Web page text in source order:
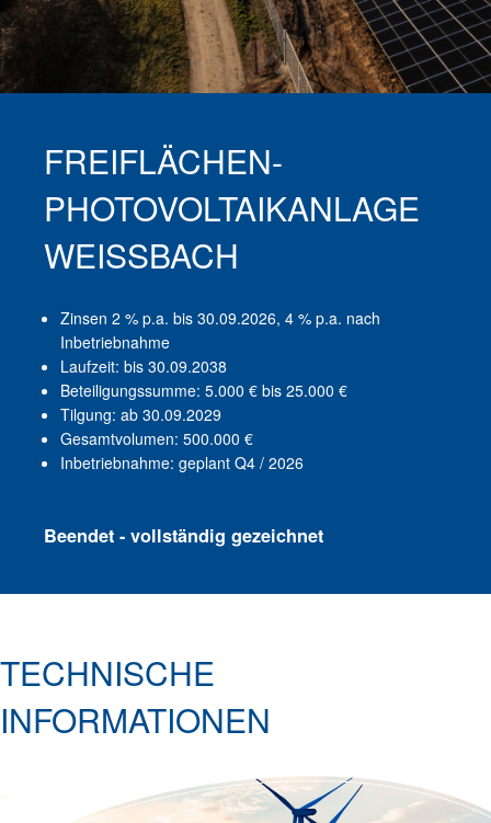
FREIFLÄCHEN-
PHOTOVOLTAIKANLAGE
WEISSBACH
Zinsen 2 % p.a. bis 30.09.2026, 4 % p.a. nach
Inbetriebnahme
Laufzeit: bis 30.09.2038
Beteiligungssumme: 5.000 € bis 25.000 €
Tilgung: ab 30.09.2029
Gesamtvolumen: 500.000 €
Inbetriebnahme: geplant Q4 / 2026
Beendet - vollständig gezeichnet
TECHNISCHE
INFORMATIONEN